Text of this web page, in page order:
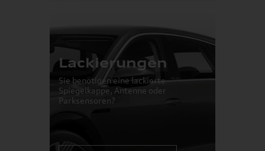
Lackierungen
Sie benötigen eine lackierte
Spiegelkappe, Antenne oder
Parksensoren?